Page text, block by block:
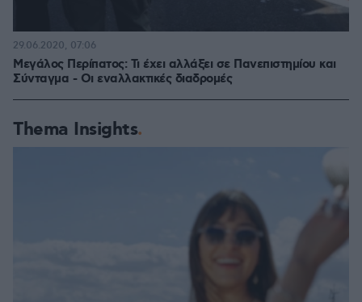
Μεγάλος Περίπατος: Τι έχει αλλάξει σε Πανεπιστημίου και
Σύνταγμα - Οι εναλλακτικές διαδρομές
29.06.2020, 07:06
Thema Insights